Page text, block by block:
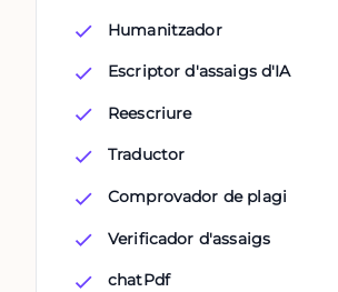
Humanitzador
Escriptor d'assaigs d'IA
Reescriure
Traductor
Comprovador de plagi
Verificador d'assaigs
chatPdf